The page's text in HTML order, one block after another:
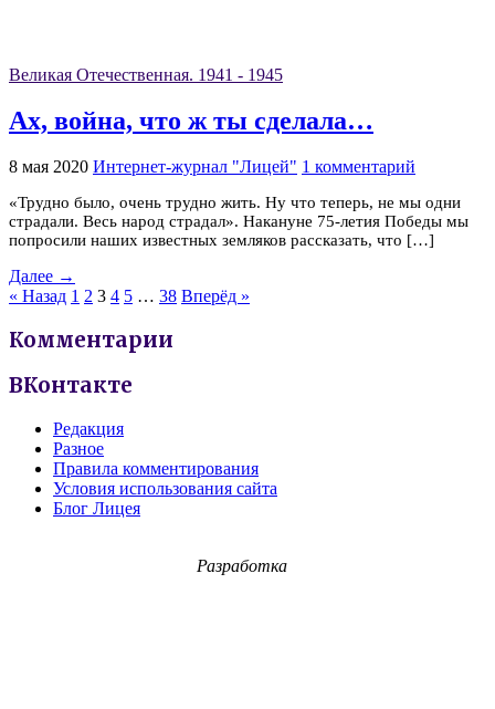
Великая Отечественная. 1941 - 1945
Ах, война, что ж ты сделала…
8 мая 2020 Интернет-журнал "Лицей" 1 комментарий
«Трудно было, очень трудно жить. Ну что теперь, не мы одни
страдали. Весь народ страдал». Накануне 75-летия Победы мы
попросили наших известных земляков рассказать, что […]
Далее →
« Назад 1 2 3 4 5 … 38 Вперёд »
Комментарии
ВКонтакте
Редакция
Разное
Правила комментирования
Условия использования сайта
Блог Лицея
Разработка